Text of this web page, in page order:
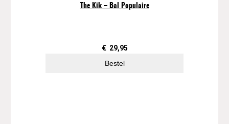
The Kik – Bal Populaire
€ 29,95
Bestel